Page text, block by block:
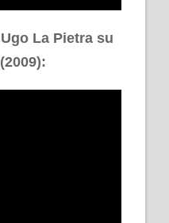
La Pietra su